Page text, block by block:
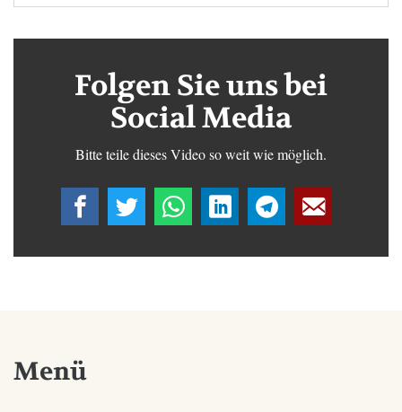
Folgen Sie uns bei
Social Media
Bitte teile dieses Video so weit wie möglich.
Menü